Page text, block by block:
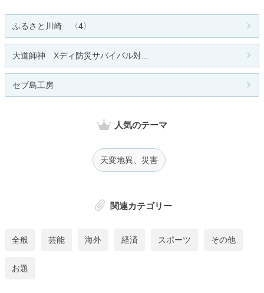
ふるさと川崎 〈4〉
大道師神 Xディ防災サバイバル対...
セブ島工房
人気のテーマ
天変地異、災害
関連カテゴリー
全般 芸能 海外 経済 スポーツ その他
お題